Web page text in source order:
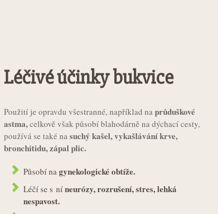
Léčivé účinky bukvice
Použití je opravdu všestranné, například naprůduškové
astma,celkově však působí blahodárně na dýchací cesty,
používá se také nasuchý kašel, vykašlávání krve,
bronchitidu, zápal plic.
Působí nagynekologické obtíže.
Léčí se s níneurózy, rozrušení, stres, lehká
nespavost.